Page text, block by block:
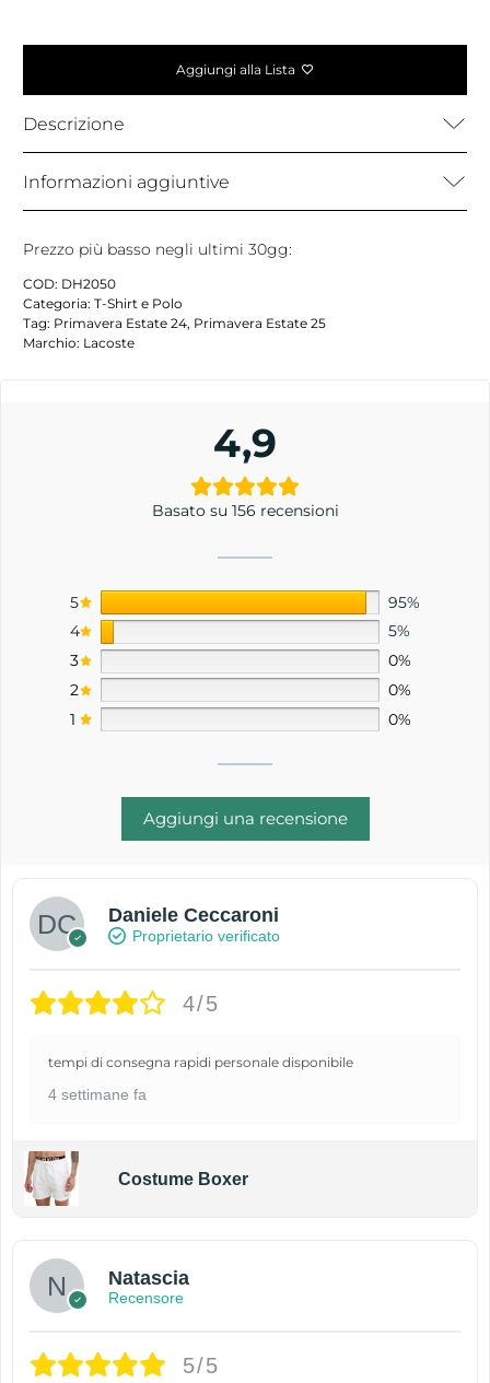
Aggiungi alla Lista
Descrizione
Informazioni aggiuntive
Prezzo più basso negli ultimi 30gg:
COD: DH2050
Categoria: T-Shirt e Polo
Tag: Primavera Estate 24, Primavera Estate 25
Marchio: Lacoste
4,9
Basato su 156 recensioni
5
95%
4
5%
3
0%
2
0%
1
0%
Aggiungi una recensione
Daniele Ceccaroni
Proprietario verificato
4/5
tempi di consegna rapidi personale disponibile
4 settimane fa
Costume Boxer
Natascia
Recensore
5/5